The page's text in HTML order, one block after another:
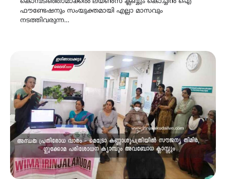
ഫൗണ്ടേഷനും സംയുക്തമായി എല്ലാ മാസവും
നടത്തിവരുന്ന…